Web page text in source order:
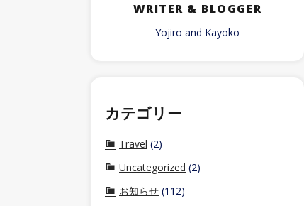
WRITER & BLOGGER
Yojiro and Kayoko
カテゴリー
Travel (2)
Uncategorized (2)
お知らせ (112)